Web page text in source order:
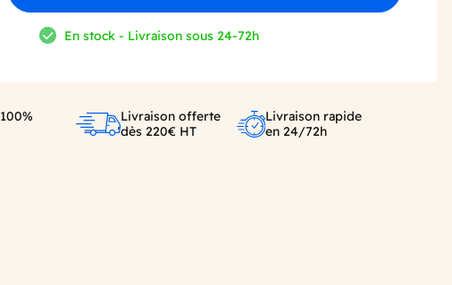
En stock - Livraison sous 24-72h
Livraison offerte
dès 220€ HT
Livraison rapide
en 24/72h